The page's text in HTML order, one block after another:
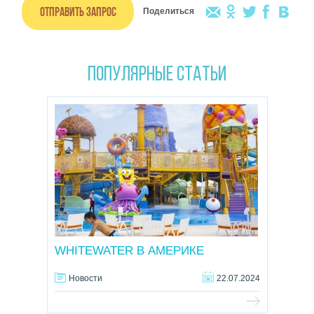
Отправить запрос Поделиться
Популярные статьи
WHITEWATER В АМЕРИКЕ
Новости 22.07.2024